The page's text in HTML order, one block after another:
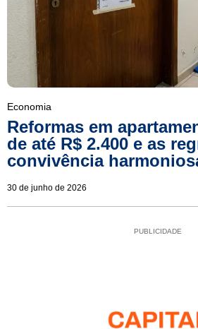
Economia
Reformas em
de até R$ 2.400 e as
convivência
30 de junho de 2026
PUBLICIDADE